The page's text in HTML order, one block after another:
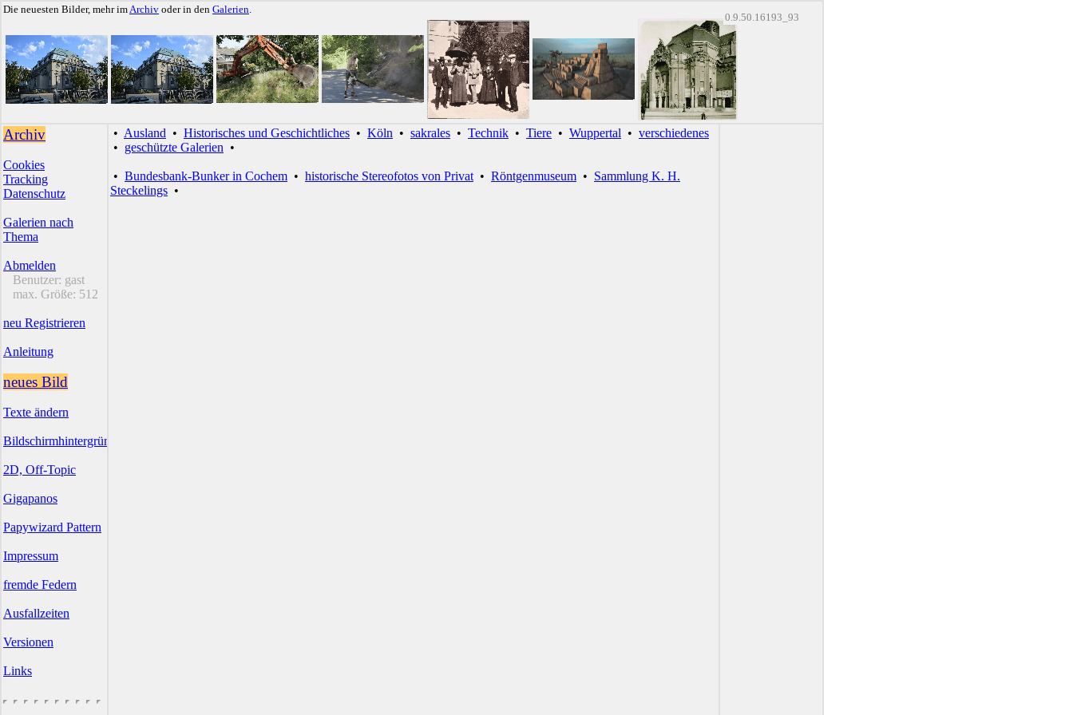
Die neuesten Bilder, mehr imArchiv oder in den Galerien.
0.9.50.16193_93
Archiv
Cookies
Tracking
Datenschutz
Galerien nach
Thema
Abmelden
Benutzer: gast
max. Größe: 512
neu Registrieren
Anleitung
neues Bild
Texte ändern
Bildschirmhintergründe
2D, Off-Topic
Gigapanos
Papywizard Pattern
Impressum
fremde Federn
Ausfallzeiten
Versionen
Links
• Ausland • Historisches und Geschichtliches • Köln • sakrales • Technik • Tiere • Wuppertal • verschiedenes
• geschützte Galerien •
• Bundesbank-Bunker in Cochem • historische Stereofotos von Privat • Röntgenmuseum • Sammlung K. H.
Steckelings •